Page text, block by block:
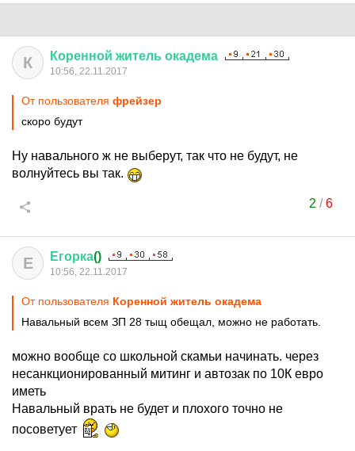
К Коренной житель окадема
10:56, 22.11.2017
От пользователя фрейзер
скоро будут
Ну навального ж не выберут, так что не будут, не
волнуйтесь вы так.
2 /6
Е Егорка()
10:56, 22.11.2017
От пользователя Коренной житель окадема
Навальный всем ЗП 28 тыщ обещал, можно не работать.
можно вообще со школьной скамьи начинать. через
несанкционированный митинг и автозак по 10К евро
иметь
Навальный врать не будет и плохого точно не
посоветует